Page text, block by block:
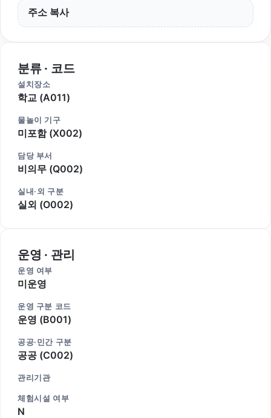
주소 복사
분류 · 코드
설치장소
학교 (A011)
물놀이 기구
미포함 (X002)
담당 부서
비의무 (Q002)
실내·외 구분
실외 (O002)
운영 · 관리
운영 여부
미운영
운영 구분 코드
운영 (B001)
공공·민간 구분
공공 (C002)
관리기관
체험시설 여부
N